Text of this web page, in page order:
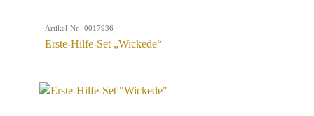
Artikel-Nr.: 0017936
Erste-Hilfe-Set „Wickede“